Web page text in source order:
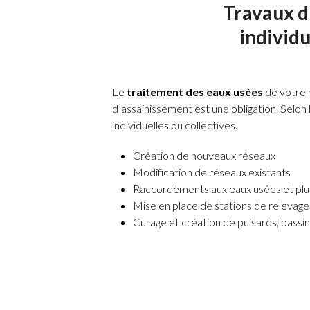
Travaux
Le traitement des eaux usées de votre
d’assainissement est une obligation.
individuelles ou collectives.
Création de nouveaux réseaux
Modification de réseaux existants
Raccordements aux eaux usées et
Mise en place de stations de relevage
Curage et création de puisards,